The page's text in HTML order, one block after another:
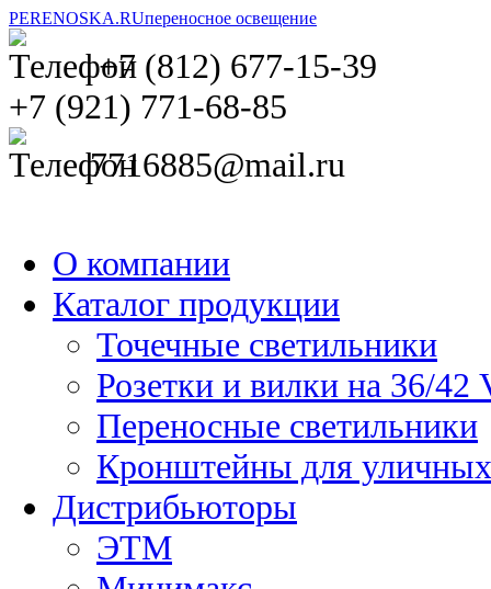
PERENOSKA.RUпереносное освещение
+7 (812) 677-15-39
+7 (921) 771-68-85
7716885@mail.ruзадача?
О компании
Каталог продукции
Точечные светильники
Розетки и вилки на 36/42
Переносные светильники
Кронштейны для уличных
Дистрибьюторы
ЭТМ
задача?